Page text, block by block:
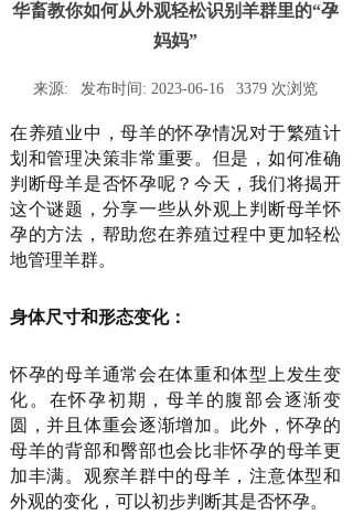
华畜教你如何从外观轻松识别羊群里的“孕
妈妈”
来源: 发布时间: 2023-06-16 3379 次浏览
在养殖业中，母羊的怀孕情况对于繁殖计
划和管理决策非常重要。但是，如何准确
判断母羊是否怀孕呢？今天，我们将揭开
这个谜题，分享一些从外观上判断母羊怀
孕的方法，帮助您在养殖过程中更加轻松
地管理羊群。
身体尺寸和形态变化：
怀孕的母羊通常会在体重和体型上发生变
化。在怀孕初期，母羊的腹部会逐渐变
圆，并且体重会逐渐增加。此外，怀孕的
母羊的背部和臀部也会比非怀孕的母羊更
加丰满。观察羊群中的母羊，注意体型和
外观的变化，可以初步判断其是否怀孕。